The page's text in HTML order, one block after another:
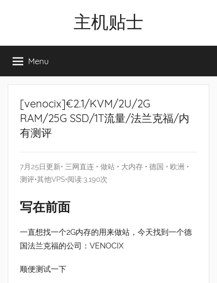
主机贴士
工|BandwagonHost
VPS|Vps|
主
Menu
[venocix]€2.1/KVM/2U/2G
RAM/25G SSD/1T流量/法兰克福/内
有测评
7月25日更新• 三网直连 • 做站 • 大内存 • 德国 • 欧洲 •
测评•其他VPS•阅读:3,190次
写在前面
一直想找一个2G内存的用来做站，今天找到一个德
国法兰克福的公司：VENOCIX
顺便测试一下